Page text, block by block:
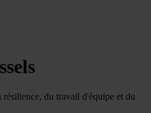
du travail d'équipe et du